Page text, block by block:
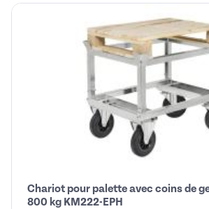
Chariot pour palette avec coins de
800 kg KM222-EPH